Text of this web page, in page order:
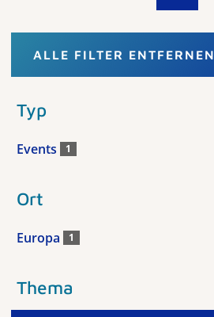
ALLE FILTER ENTFERNEN
Typ
Events 1
Ort
Europa 1
Thema